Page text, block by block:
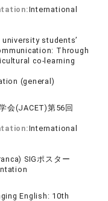
International
students’
Through
co-learning
(general)
会(JACET)第56回
International
SIGポスター
English: 10th